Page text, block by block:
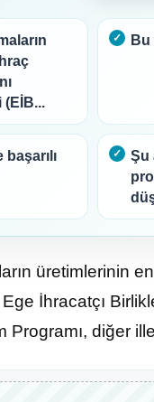
(EİB...
Bu
Şu
üretimlerinin
İhracatçı
diğer